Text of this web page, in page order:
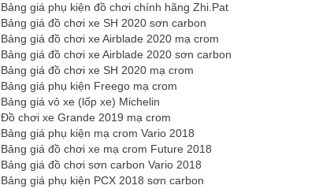
Bảng giá phụ kiện đồ chơi chính hãng Zhi.Pat
Bảng giá đồ chơi xe SH 2020 sơn carbon
Bảng giá đồ chơi xe Airblade 2020 mạ crom
Bảng giá đồ chơi xe Airblade 2020 sơn carbon
Bảng giá đồ chơi xe SH 2020 mạ crom
Bảng giá phụ kiện Freego mạ crom
Bảng giá vỏ xe (lốp xe) Michelin
Đồ chơi xe Grande 2019 mạ crom
Bảng giá phụ kiện mạ crom Vario 2018
Bảng giá đồ chơi xe mạ crom Future 2018
Bảng giá đồ chơi sơn carbon Vario 2018
Bảng giá phụ kiện PCX 2018 sơn carbon